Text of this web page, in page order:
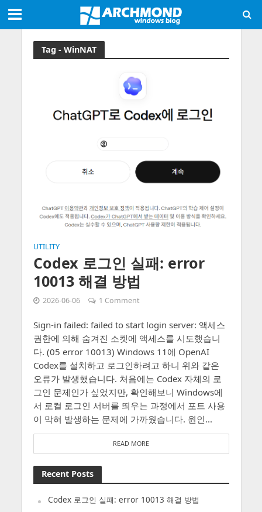
Tag - WinNAT
UTILITY
Codex 로그인 실패: error
10013 해결 방법
2026-06-06 1 Comment
Sign-in failed: failed to start login server: 액세스
권한에 의해 숨겨진 소켓에 액세스를 시도했습니
다. (05 error 10013) Windows 11에 OpenAI
Codex를 설치하고 로그인하려고 하니 위와 같은
오류가 발생했습니다. 처음에는 Codex 자체의 로
그인 문제인가 싶었지만, 확인해보니 Windows에
서 로컬 로그인 서버를 띄우는 과정에서 포트 사용
이 막혀 발생하는 문제에 가까웠습니다. 원인...
READ MORE
Recent Posts
Codex 로그인 실패: error 10013 해결 방법